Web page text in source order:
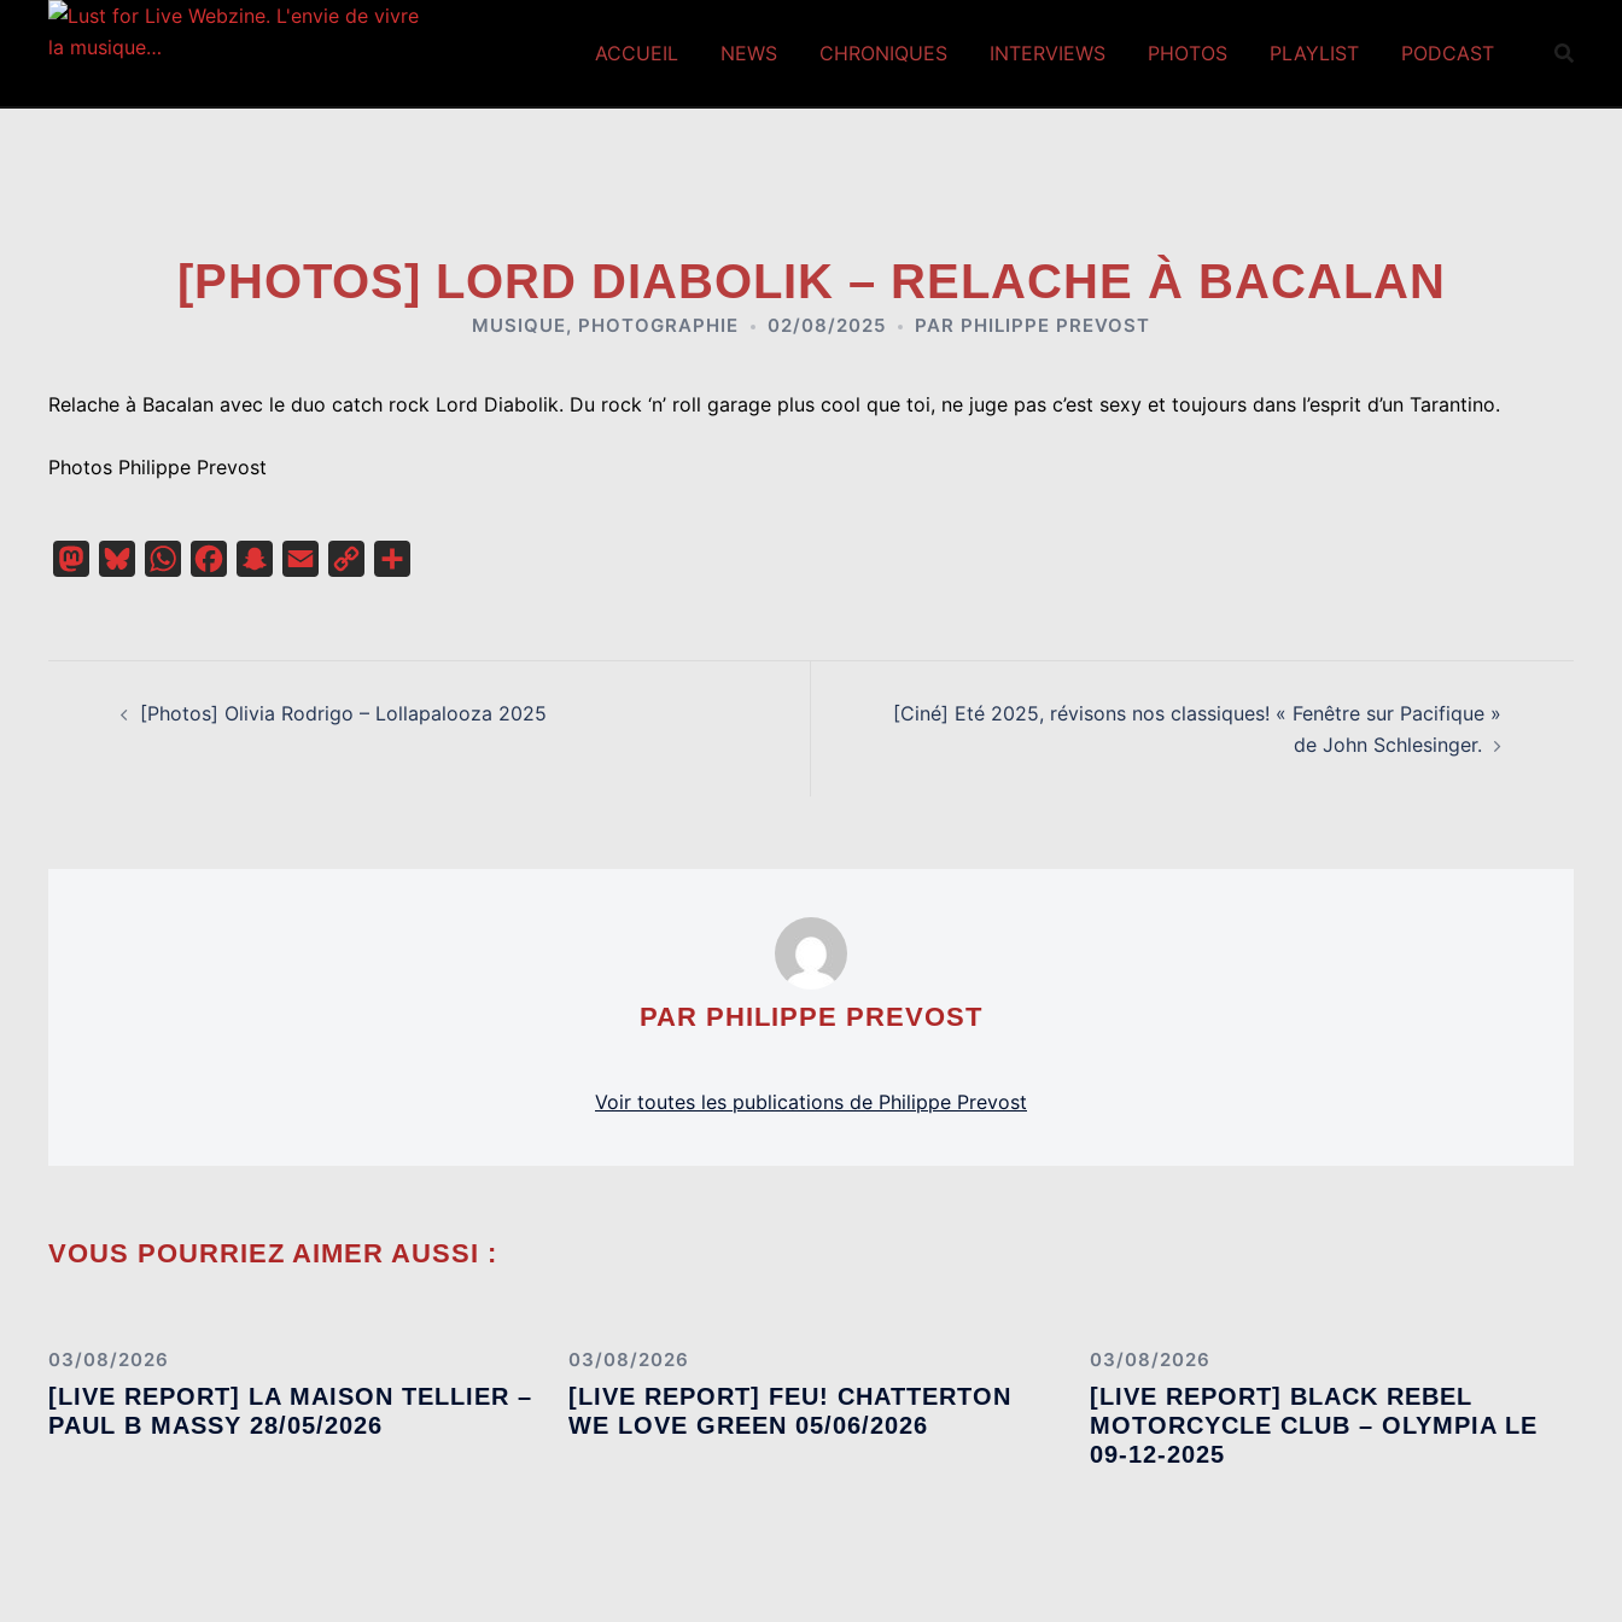
ACCUEIL NEWS CHRONIQUES INTERVIEWS PHOTOS PLAYLIST PODCAST
[PHOTOS] LORD DIABOLIK – RELACHE À BACALAN
MUSIQUE, PHOTOGRAPHIE 02/08/2025 PAR PHILIPPE PREVOST
Relache à Bacalan avec le duo catch rock Lord Diabolik. Du rock ‘n’ roll garage plus cool que toi, ne juge pas c’est sexy et toujours dans l’esprit d’un Tarantino.
Photos Philippe Prevost
MastodonBlueskyWhatsAppFacebookSnapchat
Email
Copy
D’ARTICLE[Photos] Olivia Rodrigo – Lollapalooza 2025
[Ciné] Eté 2025, révisons nos classiques! « Fenêtre sur Pacifique »
de John Schlesinger.
PAR PHILIPPE PREVOST
Voir toutes les publications de Philippe Prevost
VOUS POURRIEZ AIMER AUSSI :
03/08/2026
[LIVE REPORT] LA MAISON TELLIER –
PAUL B MASSY 28/05/2026
03/08/2026
[LIVE REPORT] FEU! CHATTERTON
WE LOVE GREEN 05/06/2026
03/08/2026
[LIVE REPORT] BLACK REBEL
MOTORCYCLE CLUB – OLYMPIA LE
09-12-2025